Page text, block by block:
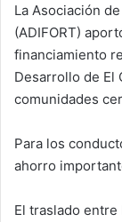
La Asociación
(ADIFORT)
financiamiento
Desarrollo de El
comunidades
Para los
ahorro
El traslado